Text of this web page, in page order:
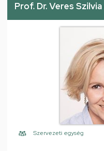
Prof. Dr. Veres Szilvia
Szervezeti egység